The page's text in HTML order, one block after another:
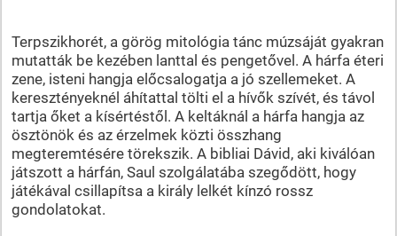
Terpszikhorét, a görög mitológia tánc múzsáját gyakran
mutatták be kezében lanttal és pengetővel. A hárfa éteri
zene, isteni hangja előcsalogatja a jó szellemeket. A
keresztényeknél áhítattal tölti el a hívők szívét, és távol
tartja őket a kísértéstől. A keltáknál a hárfa hangja az
ösztönök és az érzelmek közti összhang
megteremtésére törekszik. A bibliai Dávid, aki kiválóan
játszott a hárfán, Saul szolgálatába szegődött, hogy
játékával csillapítsa a király lelkét kínzó rossz
gondolatokat.